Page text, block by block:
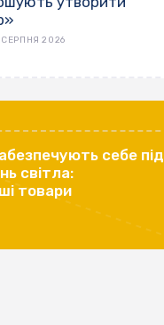
СЕРПНЯ 2026
себе під
світла:
товари